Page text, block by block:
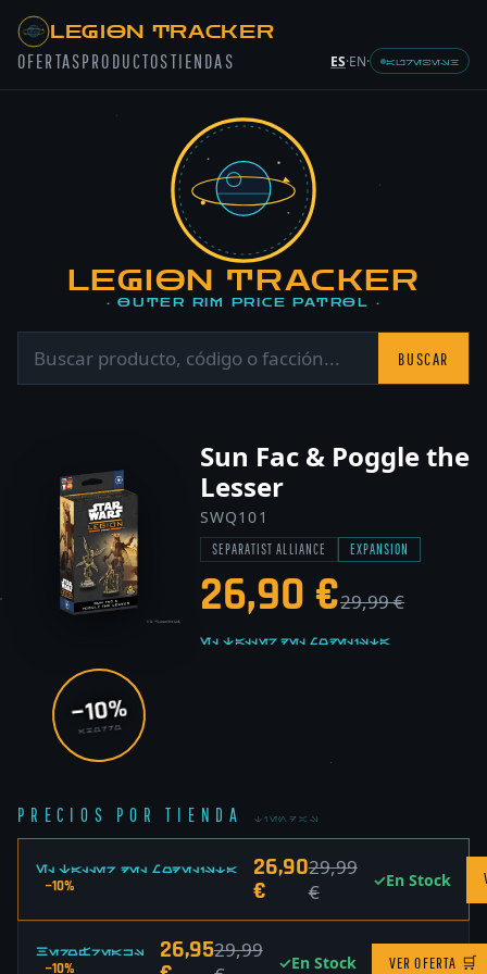
LEGION TRACKER
OFERTASPRODUCTOSTIENDAS ES·EN· AUREBESH
LEGION TRACKER
· OUTER RIM PRICE PATROL ·
BUSCAR
Sun Fac & Poggle the
Lesser
SWQ101
SEPARATIST ALLIANCE EXPANSION
26,90 €29,99 €
El Taller del Modelista
−10%
AHORRO
PRECIOS POR TIENDA TIENDAS
El Taller del Modelista
−10%
26,90
€
29,99
€
✓En Stock
HeroFreaks
−10%
26,9529,99
✓En Stock VER OFERTA 🛒